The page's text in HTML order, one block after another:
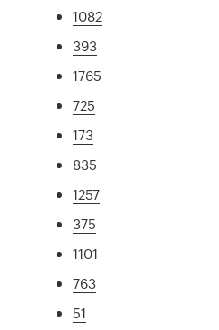
1082
393
1765
725
173
835
1257
375
1101
763
51